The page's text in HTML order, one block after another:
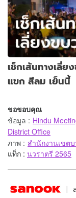
เช็กเส้นทางเลี่
แขก สีลม เย็นนี้
ขอขอบคุณ
ข้อมูล : Hindu
District Office
ภาพ : สำนักงานเขตบ
แท็ก : นวราตรี 2565